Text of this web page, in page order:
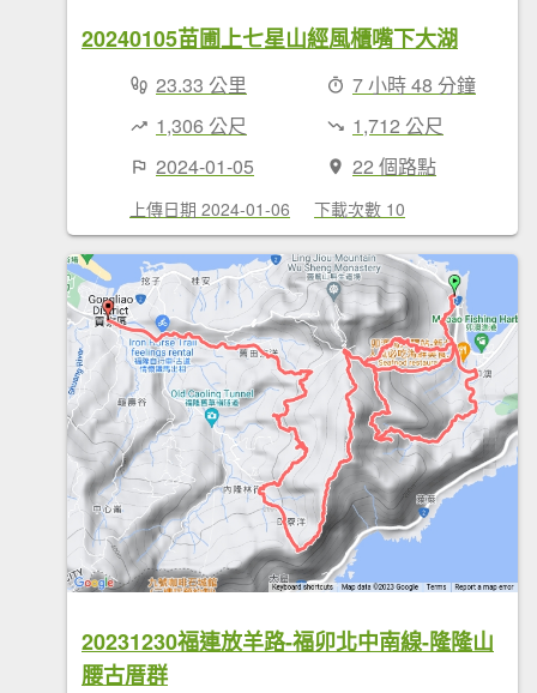
20240105苗圃上七星山經風櫃嘴下大湖
23.33 公里
7 小時 48 分鐘
1,306 公尺
1,712 公尺
2024-01-05
22 個路點
上傳日期 2024-01-06 下載次數 10
20231230福連放羊路-福卯北中南線-隆隆山
腰古厝群